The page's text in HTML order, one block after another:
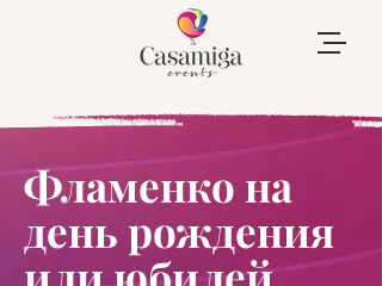
Фламенко на
день рождения